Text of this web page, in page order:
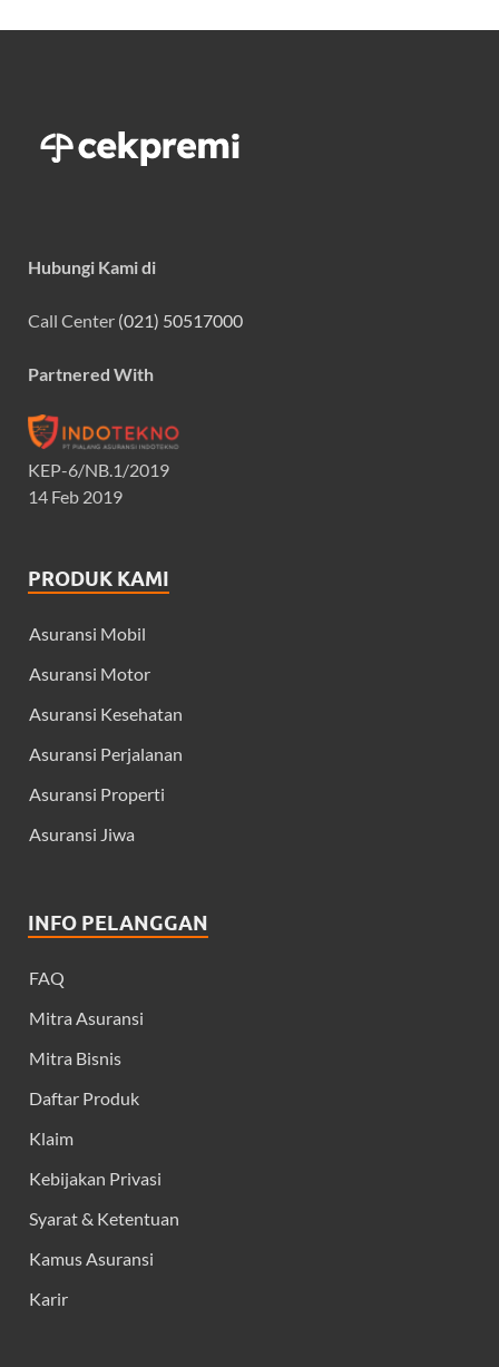
Hubungi Kami di
Call Center (021) 50517000
Partnered With
KEP-6/NB.1/2019
14 Feb 2019
PRODUK KAMI
Asuransi Mobil
Asuransi Motor
Asuransi Kesehatan
Asuransi Perjalanan
Asuransi Properti
Asuransi Jiwa
INFO PELANGGAN
FAQ
Mitra Asuransi
Mitra Bisnis
Daftar Produk
Klaim
Kebijakan Privasi
Syarat & Ketentuan
Kamus Asuransi
Karir